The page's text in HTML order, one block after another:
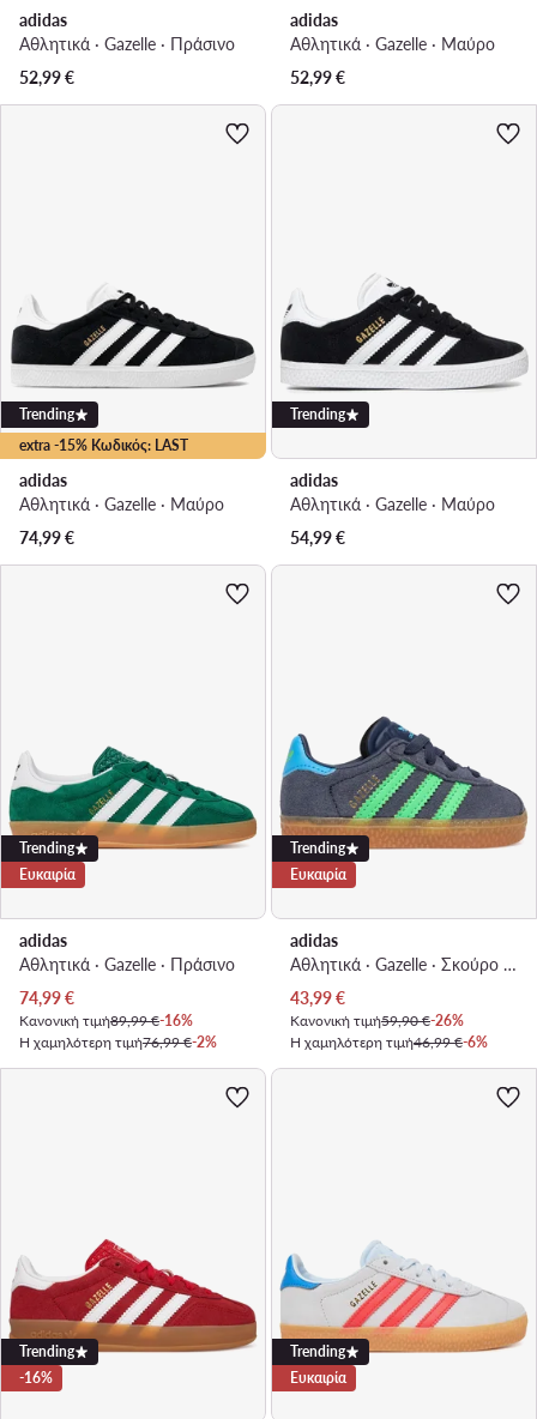
adidas
Αθλητικά · Gazelle · Πράσινο
52,99€
adidas
Αθλητικά · Gazelle · Μαύρο
52,99€
extra -15% Κωδικός: LAST
Trending
adidas
Αθλητικά · Gazelle · Μαύρο
74,99€
Trending
adidas
Αθλητικά · Gazelle · Μαύρο
54,99€
Trending
Ευκαιρία
adidas
Αθλητικά · Gazelle · Πράσινο
Τρέχουσα τιμή
74,99€
Κανονική τιμή89,99 €-16%
Η χαμηλότερη τιμή76,99 €-2%
Trending
Ευκαιρία
adidas
Αθλητικά · Gazelle · Σκούρο μπλε
Τρέχουσα τιμή
43,99€
Κανονική τιμή59,90 €-26%
Η χαμηλότερη τιμή46,99 €-6%
Trending
-16%
Trending
Ευκαιρία